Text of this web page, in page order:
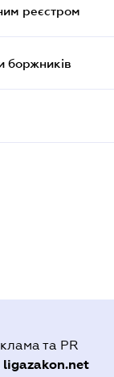
реєстром
боржників
та PR
ligazakon.net